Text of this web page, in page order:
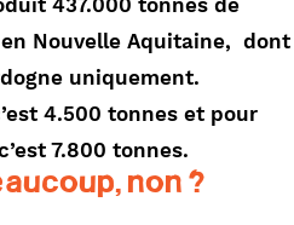
437.000 tonnes de
Nouvelle Aquitaine, dont
uniquement.
4.500 tonnes et pour
7.800 tonnes.
non ?